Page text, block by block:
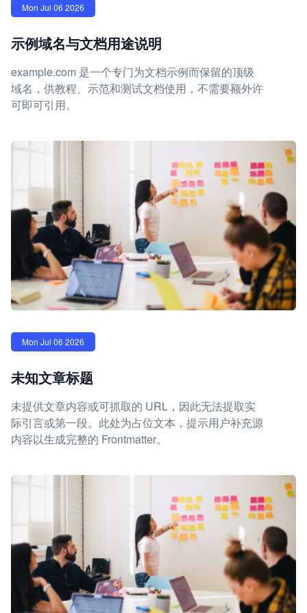
Mon Jul 06 2026
示例域名与文档用途说明
example.com 是一个专门为文档示例而保留的顶级
域名，供教程、示范和测试文档使用，不需要额外许
可即可引用。
Mon Jul 06 2026
未知文章标题
未提供文章内容或可抓取的 URL，因此无法提取实
际引言或第一段。此处为占位文本，提示用户补充源
内容以生成完整的 Frontmatter。